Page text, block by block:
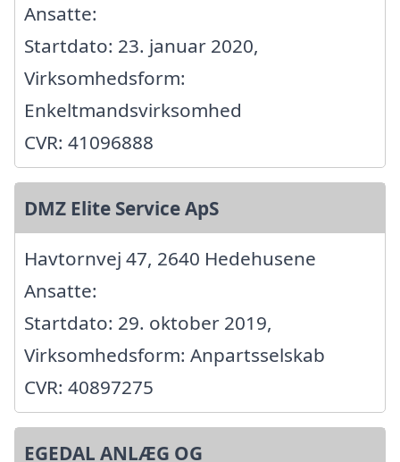
Ansatte:
Startdato: 23. januar 2020,
Virksomhedsform:
Enkeltmandsvirksomhed
CVR: 41096888
DMZ Elite Service ApS
Havtornvej 47, 2640 Hedehusene
Ansatte:
Startdato: 29. oktober 2019,
Virksomhedsform: Anpartsselskab
CVR: 40897275
EGEDAL ANLÆG OG